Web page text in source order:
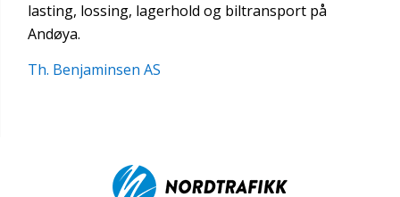
lasting, lossing, lagerhold og biltransport på
Andøya.
Th. Benjaminsen AS